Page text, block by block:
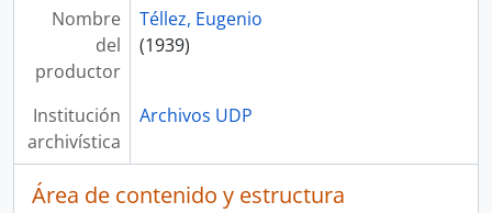
Nombre
del
productor
Téllez, Eugenio
(1939)
Institución
archivística
Archivos UDP
Área de contenido y estructura